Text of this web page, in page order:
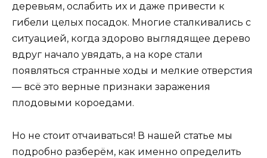
деревьям, ослабить их и даже привести к
гибели целых посадок. Многие сталкивались с
ситуацией, когда здорово выглядящее дерево
вдруг начало увядать, а на коре стали
появляться странные ходы и мелкие отверстия
— всё это верные признаки заражения
плодовыми короедами.
Но не стоит отчаиваться! В нашей статье мы
подробно разберём, как именно определить